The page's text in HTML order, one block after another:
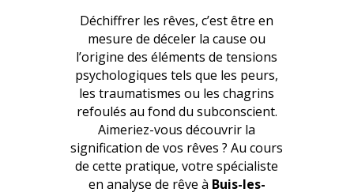
Déchiffrer les rêves, c’est être en
mesure de déceler la cause ou
l’origine des éléments de tensions
psychologiques tels que les peurs,
les traumatismes ou les chagrins
refoulés au fond du subconscient.
Aimeriez-vous découvrir la
signification de vos rêves ? Au cours
de cette pratique, votre spécialiste
en analyse de rêve à Buis-les-